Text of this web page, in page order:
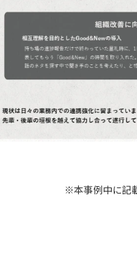
※本事例中に記